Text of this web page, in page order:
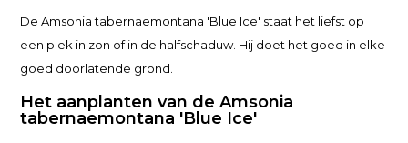
De Amsonia tabernaemontana 'Blue Ice' staat het liefst op
een plek in zon of in de halfschaduw. Hij doet het goed in elke
goed doorlatende grond.
Het aanplanten van de Amsonia
tabernaemontana 'Blue Ice'